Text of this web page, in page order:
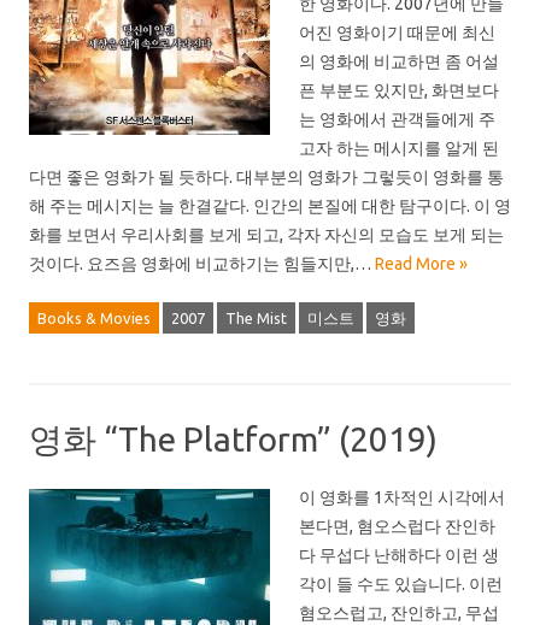
어진 영화이기 때문에 최신
의 영화에 비교하면 좀 어설
픈 부분도 있지만, 화면보다
는 영화에서 관객들에게 주
고자 하는 메시지를 알게 된
다면 좋은 영화가 될 듯하다. 대부분의 영화가 그렇듯이 영화를 통
해 주는 메시지는 늘 한결같다. 인간의 본질에 대한 탐구이다. 이 영
화를 보면서 우리사회를 보게 되고, 각자 자신의 모습도 보게 되는
것이다. 요즈음 영화에 비교하기는 힘들지만,… Read More »
Books & Movies 2007 The Mist 미스트 영화
영화 “The Platform” (2019)
이 영화를 1차적인 시각에서
본다면, 혐오스럽다 잔인하
다 무섭다 난해하다 이런 생
각이 들 수도 있습니다. 이런
혐오스럽고, 잔인하고, 무섭